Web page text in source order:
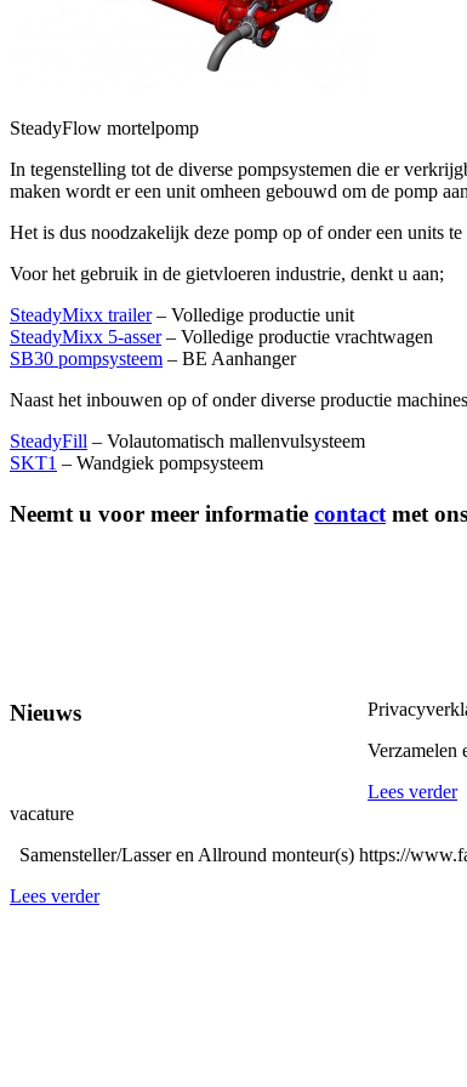
SteadyFlow mortelpomp
In tegenstelling tot de diverse pompsystemen die er
maken wordt er een unit omheen gebouwd om de pomp
Het is dus noodzakelijk deze pomp op of onder een units
Voor het gebruik in de gietvloeren industrie, denkt u aan;
SteadyMixx trailer– Volledige productie unit
SteadyMixx 5-asser– Volledige productie vrachtwagen
SB30 pompsysteem – BE Aanhanger
Naast het inbouwen op of onder diverse productie
SteadyFill – Volautomatisch mallenvulsysteem
SKT1 – Wandgiek pompsysteem
Neemt u voor meer informatie contact met
Nieuws
Verzamelen
Lees verder
vacature
Samensteller/Lasser en Allround monteur(s) https://
Lees verder